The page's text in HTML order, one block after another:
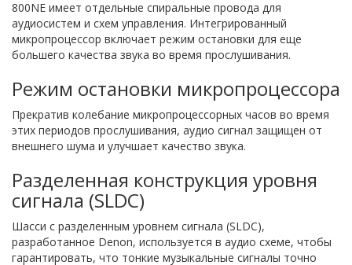
800NE имеет отдельные спиральные провода для
аудиосистем и схем управления. Интегрированный
микропроцессор включает режим остановки для еще
большего качества звука во время прослушивания.
Режим остановки микропроцессора
Прекратив колебание микропроцессорных часов во время
этих периодов прослушивания, аудио сигнал защищен от
внешнего шума и улучшает качество звука.
Разделенная конструкция уровня
сигнала (SLDC)
Шасси с разделенным уровнем сигнала (SLDC),
разработанное Denon, используется в аудио схеме, чтобы
гарантировать, что тонкие музыкальные сигналы точно